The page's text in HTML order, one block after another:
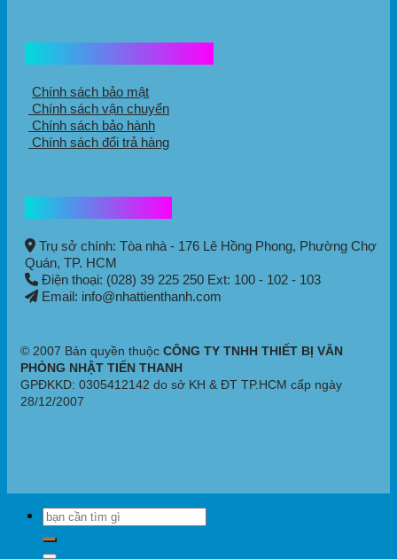
Chính sách bảo mật
Chính sách vận chuyển
Chính sách bảo hành
Chính sách đổi trả hàng
Trụ sở chính: Tòa nhà - 176 Lê Hồng Phong, Phường Chợ
Quán, TP. HCM
Điện thoại: (028) 39 225 250 Ext: 100 - 102 - 103
Email: info@nhattienthanh.com
© 2007 Bản quyền thuộc CÔNG TY TNHH THIẾT BỊ VĂN
PHÒNG NHẬT TIẾN THANH
GPĐKKD: 0305412142 do sở KH & ĐT TP.HCM cấp ngày
28/12/2007